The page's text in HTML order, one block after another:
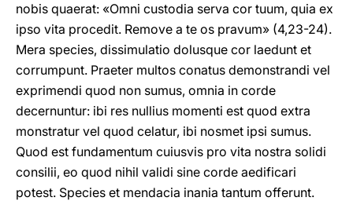
nobis quaerat: «Omni custodia serva cor tuum, quia ex
ipso vita procedit. Remove a te os pravum» (4,23-24).
Mera species, dissimulatio dolusque cor laedunt et
corrumpunt. Praeter multos conatus demonstrandi vel
exprimendi quod non sumus, omnia in corde
decernuntur: ibi res nullius momenti est quod extra
monstratur vel quod celatur, ibi nosmet ipsi sumus.
Quod est fundamentum cuiusvis pro vita nostra solidi
consilii, eo quod nihil validi sine corde aedificari
potest. Species et mendacia inania tantum offerunt.